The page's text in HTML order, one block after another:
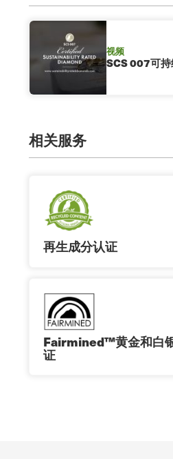
视频
SCS 007可
相关服务
再生成分认证
Fairmined™黄金和白
证